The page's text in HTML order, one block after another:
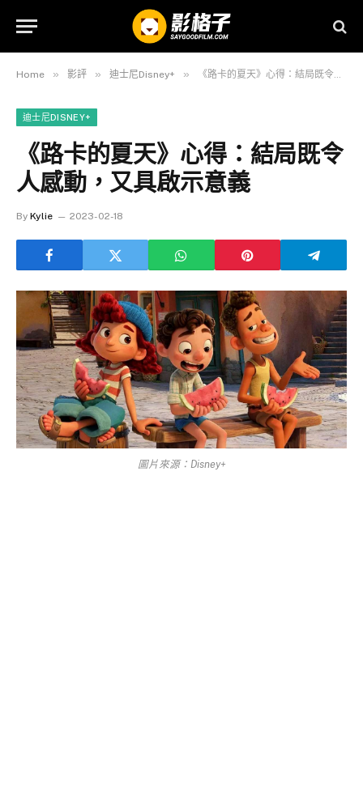
Home » 影評 » 迪士尼Disney+ » 《路卡的夏天》心得：結局既令人感動，又具啟示意義
迪士尼DISNEY+
《路卡的夏天》心得：結局既令
人感動，又具啟示意義
By Kylie 2023-02-18
圖片來源：Disney+